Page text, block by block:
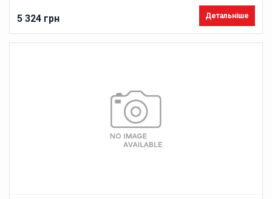
5 324 грн Детальніше